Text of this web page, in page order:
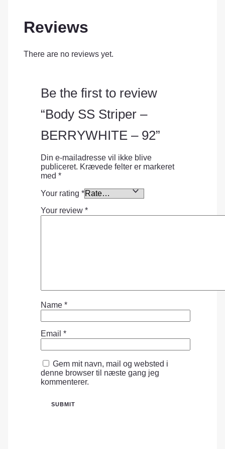
Reviews
There are no reviews yet.
Be the first to review
“Body SS Striper –
BERRYWHITE – 92”
Din e-mailadresse vil ikke blive
publiceret. Krævede felter er markeret
med *
Your rating *
Your review *
Name *
Email *
Gem mit navn, mail og websted i
denne browser til næste gang jeg
kommenterer.